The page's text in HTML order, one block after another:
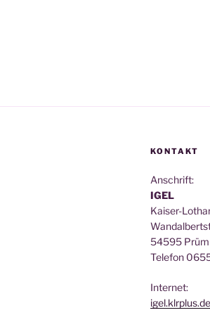
zeu­
berich­
tet“
KONTAKT
Anschrift:
IGEL
Kai­ser-
54595 Prüm
Tele­fon
Inter­net:
igel.klrplus.de